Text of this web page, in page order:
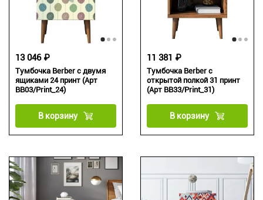
Тумбочка Berber с двумя
ящиками 24 принт (Арт
BB03/Print_24)
13 046 ₽
В корзину
Тумбочка Berber с
открытой полкой 31 принт
(Арт BB33/Print_31)
11 381 ₽
В корзину